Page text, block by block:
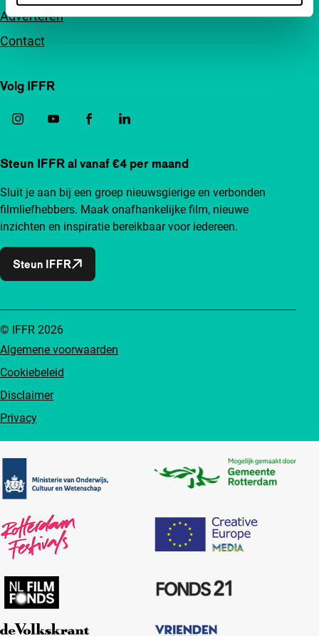
Adverteren
Contact
Volg IFFR
Steun IFFR al vanaf €4 per maand
Sluit je aan bij een groep nieuwsgierige en verbonden
filmliefhebbers. Maak onafhankelijke film, nieuwe
inzichten en inspiratie bereikbaar voor iedereen.
Steun IFFR
Algemene voorwaarden
Cookiebeleid
Disclaimer
Privacy
© IFFR 2026